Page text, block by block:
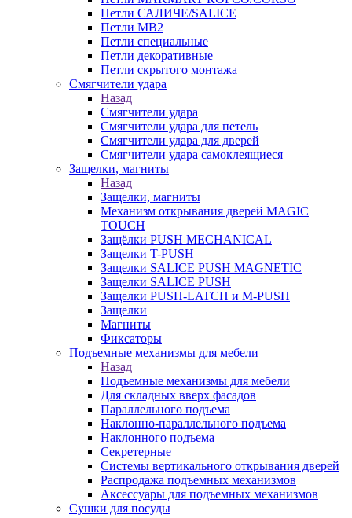
Петли САЛИЧЕ/SALICE
Петли MB2
Петли специальные
Петли декоративные
Петли скрытого монтажа
Смягчители удара
Назад
Смягчители удара
Смягчители удара для петель
Смягчители удара для дверей
Cмягчители удара самоклеящиеся
Защелки, магниты
Назад
Защелки, магниты
Механизм открывания дверей MAGIC
TOUCH
Защёлки PUSH MECHANICAL
Защелки T-PUSH
Защелки SALICE PUSH MAGNETIC
Защелки SALICE PUSH
Защелки PUSH-LATCH и M-PUSH
Защелки
Магниты
Фиксаторы
Подъемные механизмы для мебели
Назад
Подъемные механизмы для мебели
Для складных вверх фасадов
Параллельного подъема
Наклонно-параллельного подъема
Наклонного подъема
Секретерные
Системы вертикального открывания дверей
Распродажа подъемных механизмов
Аксессуары для подъемных механизмов
Сушки для посуды